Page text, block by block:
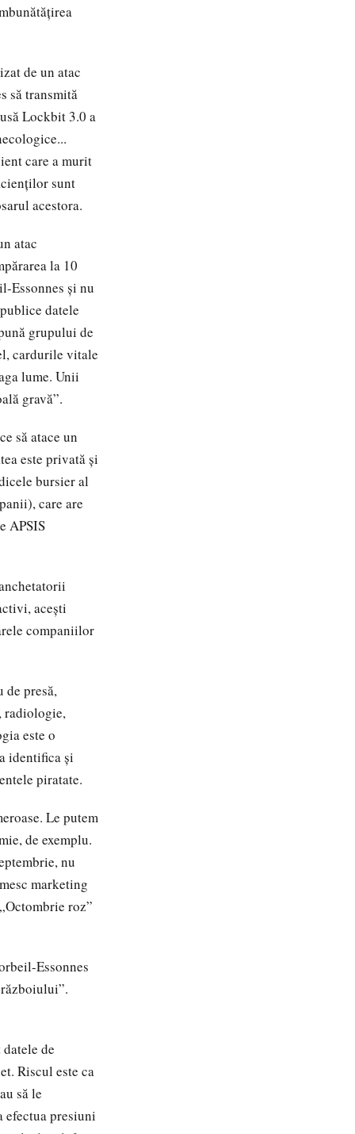
de un atac
să transmită
Lockbit 3.0 a
care a murit
sunt
acestora.
atac
la 10
Essonnes și nu
datele
grupului de
cardurile vitale
lume. Unii
gravă”.
să atace un
este privată și
bursier al
care are
APSIS
acești
companiilor
presă,
radiologie,
este o
identifica și
piratate.
Le putem
de exemplu.
nu
marketing
roz”
Essonnes
de
Riscul este ca
să le
presiuni